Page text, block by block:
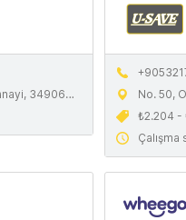
Istanbul
No. 50,
₺2.204 -
Çalışma